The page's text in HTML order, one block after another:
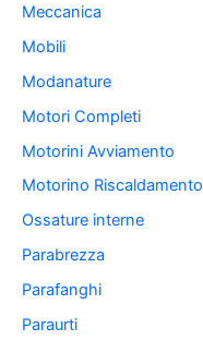
Meccanica
Mobili
Modanature
Motori Completi
Motorini Avviamento
Motorino Riscaldamento
Ossature interne
Parabrezza
Parafanghi
Paraurti